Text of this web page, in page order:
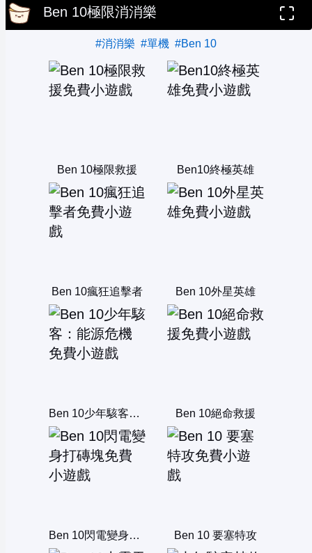
Ben 10極限消消樂
#消消樂 #單機 #Ben 10
Ben 10極限救援 Ben10終極英雄
Ben 10瘋狂追擊者 Ben 10外星英雄
Ben 10少年駭客：能源危機 Ben 10絕命救援
Ben 10閃電變身打磚塊 Ben 10 要塞特攻